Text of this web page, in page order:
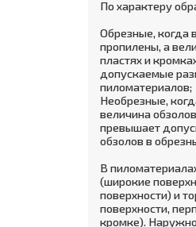
По характеру
Обрезные, когда
пропилены, а
пластях и
допускаемые
пиломатериалов;
Необрезные,
величина
превышает
обзолов в
В
(широкие
поверхности) и
поверхности,
кромке).